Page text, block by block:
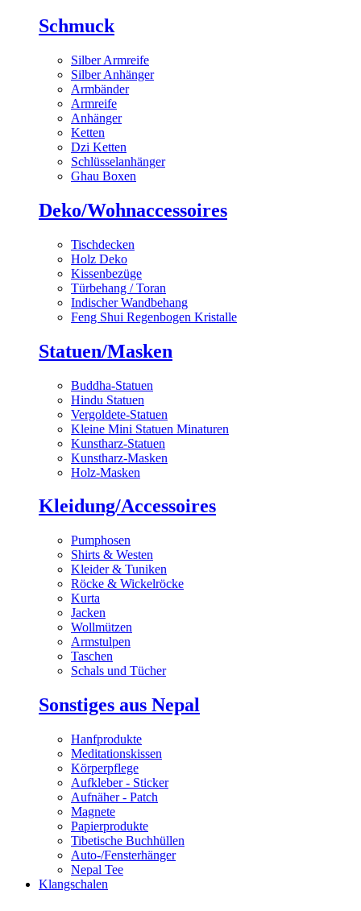
Schmuck
Silber Armreife
Silber Anhänger
Armbänder
Armreife
Anhänger
Ketten
Dzi Ketten
Schlüsselanhänger
Ghau Boxen
Deko/Wohnaccessoires
Tischdecken
Holz Deko
Kissenbezüge
Türbehang / Toran
Indischer Wandbehang
Feng Shui Regenbogen Kristalle
Statuen/Masken
Buddha-Statuen
Hindu Statuen
Vergoldete-Statuen
Kleine Mini Statuen Minaturen
Kunstharz-Statuen
Kunstharz-Masken
Holz-Masken
Kleidung/Accessoires
Pumphosen
Shirts & Westen
Kleider & Tuniken
Röcke & Wickelröcke
Kurta
Jacken
Wollmützen
Armstulpen
Taschen
Schals und Tücher
Sonstiges aus Nepal
Hanfprodukte
Meditationskissen
Körperpflege
Aufkleber - Sticker
Aufnäher - Patch
Magnete
Papierprodukte
Tibetische Buchhüllen
Auto-/Fensterhänger
Nepal Tee
Klangschalen